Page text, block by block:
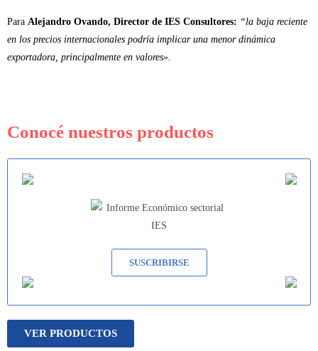
Para Alejandro Ovando, Director de IES Consultores: “la baja reciente
en los precios internacionales podría implicar una menor dinámica
exportadora, principalmente en valores».
Conocé nuestros productos
SUSCRIBIRSE
VER PRODUCTOS